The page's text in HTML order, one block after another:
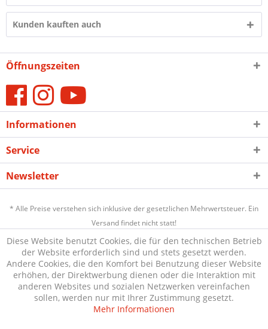
Kunden kauften auch
Öffnungszeiten
Informationen
Service
Newsletter
* Alle Preise verstehen sich inklusive der gesetzlichen Mehrwertsteuer. Ein
Versand findet nicht statt!
Diese Website benutzt Cookies, die für den technischen Betrieb
der Website erforderlich sind und stets gesetzt werden.
Andere Cookies, die den Komfort bei Benutzung dieser Website
erhöhen, der Direktwerbung dienen oder die Interaktion mit
anderen Websites und sozialen Netzwerken vereinfachen
sollen, werden nur mit Ihrer Zustimmung gesetzt.
Mehr Informationen